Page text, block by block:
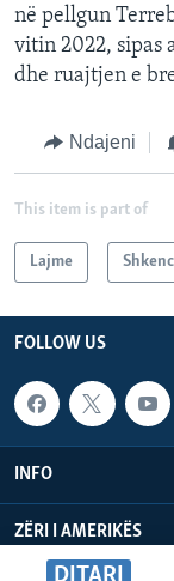
DITARI
në pellgun
vitin 2022, sipas
dhe ruajtjen e
Ndajeni
This item is part of
Lajme
FOLLOW US
INFO
ZËRI I AMERIKËS